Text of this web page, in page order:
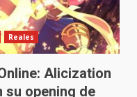
Reales
Alicization
su opening de